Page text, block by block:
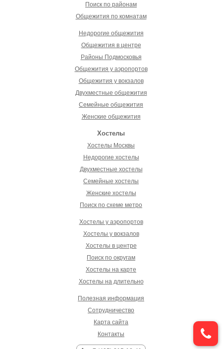
Поиск по районам
Общежития по комнатам
Недорогие общежития
Общежития в центре
Районы Подмосковья
Общежития у аэропортов
Общежития у вокзалов
Двухместные общежития
Семейные общежития
Женские общежития
Хостелы
Хостелы Москвы
Недорогие хостелы
Двухместные хостелы
Семейные хостелы
Женские хостелы
Поиск по схеме метро
Хостелы у аэропортов
Хостелы у вокзалов
Хостелы в центре
Поиск по округам
Хостелы на карте
Хостелы на длительно
Полезная информация
Сотрудничество
Карта сайта
Контакты